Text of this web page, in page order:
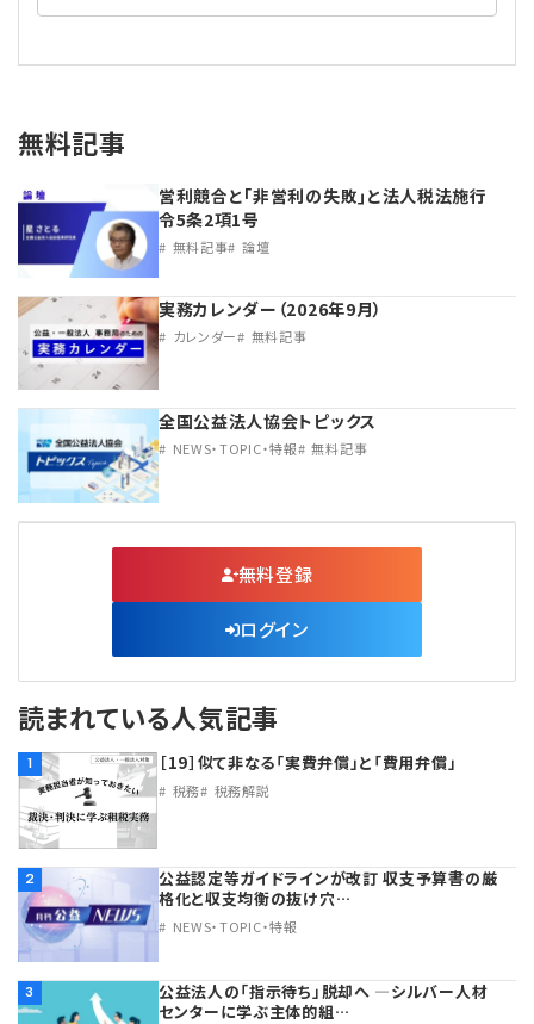
【連載】AI活用のすすめ
無料記事
営利競合と｢非営利の失敗｣と法人税法施行
令5条2項1号
無料記事 論壇
実務カレンダー（2026年9月）
カレンダー 無料記事
全国公益法人協会トピックス
NEWS・TOPIC・特報 無料記事
無料登録
ログイン
読まれている人気記事
1 ［19］似て非なる「実費弁償」と「費用弁償」
税務 税務解説
2
公益認定等ガイドラインが改訂 収支予算書の厳
格化と収支均衡の抜け穴…
NEWS・TOPIC・特報
3
公益法人の「指示待ち」脱却へ ―シルバー人材
センターに学ぶ主体的組…